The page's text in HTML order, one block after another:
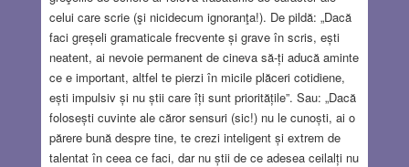
celui care scrie (şi nicidecum ignoranţa!). De pildă: „Dacă
faci greșeli gramaticale frecvente și grave în scris, ești
neatent, ai nevoie permanent de cineva să-ți aducă aminte
ce e important, altfel te pierzi în micile plăceri cotidiene,
ești impulsiv și nu știi care îți sunt prioritățile”. Sau: „Dacă
folosești cuvinte ale căror sensuri (sic!) nu le cunoști, ai o
părere bună despre tine, te crezi inteligent și extrem de
talentat în ceea ce faci, dar nu știi de ce adesea ceilalți nu